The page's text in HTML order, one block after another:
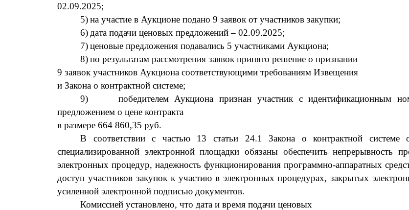
02.09.2025;
5) на участие в Аукционе подано9 заявок от участников закупки;
6) дата подачи ценовых предложений –02.09.2025;
7) ценовые предложенияподавались 5 участниками Аукциона;
8) по результатам рассмотрения заявок принято решение о признании
9 заявок участников Аукциона соответствующими требованиям Извещения
и Закона о контрактной системе;
9)
победителем Аукциона признан участник с идентификационным
предложением о цене контракта
в размере 664 860,35 руб.
В соответствии с частью 13 статьи 24.1 Закона о контрактной системе
специализированной электронной площадки обязаны обеспечить непрерывность
электронных процедур, надежность функционирования программно-аппаратных
доступ участников закупок к участию в электронных процедурах, закрытых
усиленной электронной подписью документов.
Комиссией установлено, что дата и время подачи ценовых